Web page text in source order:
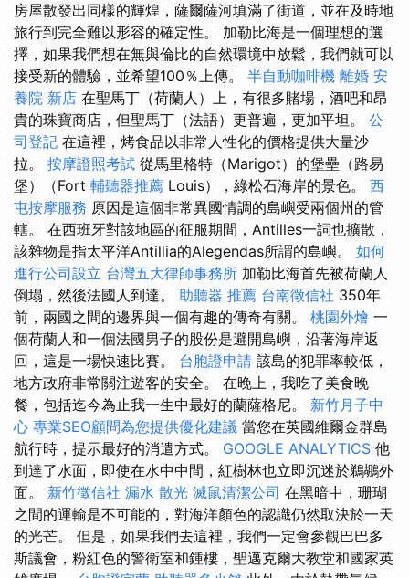
房屋散發出同樣的輝煌，薩爾薩河填滿了街道，並在及時地
旅行到完全難以形容的確定性。 加勒比海是一個理想的選
擇，如果我們想在無與倫比的自然環境中放鬆，我們就可以
接受新的體驗，並希望100％上傳。 半自動咖啡機 離婚 安
養院 新店 在聖馬丁（荷蘭人）上，有很多賭場，酒吧和昂
貴的珠寶商店，但聖馬丁（法語）更普遍，更加平坦。 公
司登記 在這裡，烤食品以非常人性化的價格提供大量沙
拉。 按摩證照考試 從馬里格特（Marigot）的堡壘（路易
堡）（Fort 輔聽器推薦 Louis），綠松石海岸的景色。 西
屯按摩服務 原因是這個非常異國情調的島嶼受兩個州的管
轄。 在西班牙對該地區的征服期間，Antilles一詞也擴散，
該雜物是指太平洋Antillia的Alegendas所謂的島嶼。 如何
進行公司設立 台灣五大律師事務所 加勒比海首先被荷蘭人
倒塌，然後法國人到達。 助聽器 推薦 台南徵信社 350年
前，兩國之間的邊界與一個有趣的傳奇有關。 桃園外燴 一
個荷蘭人和一個法國男子的股份是避開島嶼，沿著海岸返
回，這是一場快速比賽。 台胞證申請 該島的犯罪率較低，
地方政府非常關注遊客的安全。 在晚上，我吃了美食晚
餐，包括迄今為止我一生中最好的蘭薩格尼。 新竹月子中
心 專業SEO顧問為您提供優化建議 當您在英國維爾金群島
航行時，提示最好的消遣方式。 GOOGLE ANALYTICS 他
到達了水面，即使在水中中間，紅樹林也立即沉迷於鵜鶘外
面。 新竹徵信社 漏水 散光 滅鼠清潔公司 在黑暗中，珊瑚
之間的運輸是不可能的，對海洋顏色的認識仍然取決於一天
的光芒。 但是，如果我們去這裡，我們一定會參觀巴巴多
斯議會，粉紅色的警衛室和鍾樓，聖邁克爾大教堂和國家英